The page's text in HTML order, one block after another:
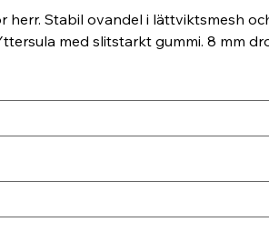
herr. Stabil ovandel i lättviktsmesh
med slitstarkt gummi. 8 mm